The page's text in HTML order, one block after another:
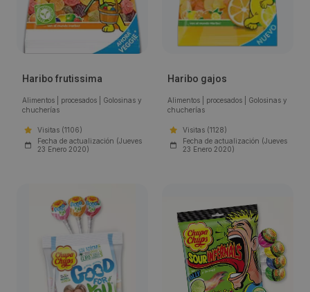
Haribo frutissima
Alimentos procesados
Golosinas y
chucherías
Visitas (1106)
Fecha de actualización (Jueves
23 Enero 2020)
Haribo gajos
Alimentos procesados
Golosinas y
chucherías
Visitas (1128)
Fecha de actualización (Jueves
23 Enero 2020)